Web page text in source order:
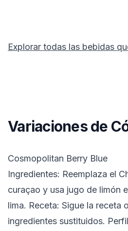
Explorar todas las bebidas
Variaciones de
Cosmopolitan Berry Blue
Ingredientes: Reemplaza el
curaçao y usa jugo de limón
lima. Receta: Sigue la receta
ingredientes sustituidos.